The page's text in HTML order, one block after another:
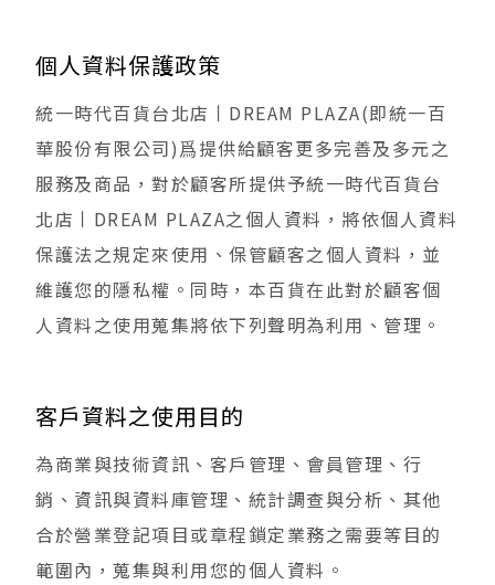
個人資料保護政策
統一時代百貨台北店丨DREAM PLAZA(即統一百
華股份有限公司)爲提供給顧客更多完善及多元之
服務及商品，對於顧客所提供予統一時代百貨台
北店丨DREAM PLAZA之個人資料，將依個人資料
保護法之規定來使用、保管顧客之個人資料，並
維護您的隱私權。同時，本百貨在此對於顧客個
人資料之使用蒐集將依下列聲明為利用、管理。
客戶資料之使用目的
為商業與技術資訊、客戶管理、會員管理、行
銷、資訊與資料庫管理、統計調查與分析、其他
合於營業登記項目或章程鎖定業務之需要等目的
範圍內，蒐集與利用您的個人資料。